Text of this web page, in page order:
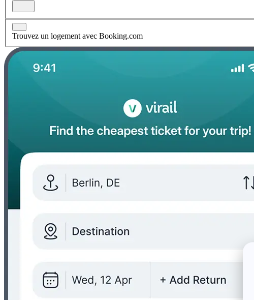
Trouvez un logement avec Booking.com